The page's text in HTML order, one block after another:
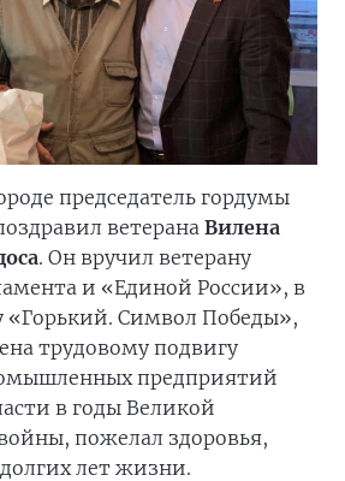
председатель гордумы
ветерана Вилена
. Он вручил ветерану
и «Единой России», в
«Горький. Символ Победы»,
трудовому подвигу
предприятий
в годы Великой
пожелал здоровья,
лет жизни.